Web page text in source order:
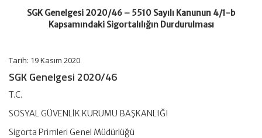
SGK Genelgesi 2020/46 – 5510 Sayılı Kanunun 4/1-b
Kapsamındaki Sigortalılığın Durdurulması
Tarih: 19 Kasım 2020
SGK Genelgesi 2020/46
T.C.
SOSYAL GÜVENLİK KURUMU BAŞKANLIĞI
Sigorta Primleri Genel Müdürlüğü